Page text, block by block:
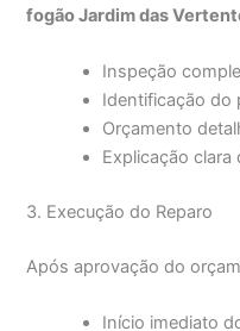
fogão Jardim das
Inspeção
Identificação do
Orçamento
Explicação
3. Execução do Reparo
Após aprovação do
Início imediato